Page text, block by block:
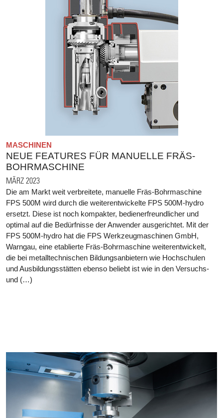
MASCHINEN
NEUE FEATURES FÜR MANUELLE FRÄS-
BOHRMASCHINE
MÄRZ 2023
Die am Markt weit verbreitete, manuelle Fräs-Bohrmaschine
FPS 500M wird durch die weiterentwickelte FPS 500M-hydro
ersetzt. Diese ist noch kompakter, bedienerfreundlicher und
optimal auf die Bedürfnisse der Anwender ausgerichtet. Mit der
FPS 500M-hydro hat die FPS Werkzeugmaschinen GmbH,
Warngau, eine etablierte Fräs-Bohrmaschine weiterentwickelt,
die bei metalltechnischen Bildungsanbietern wie Hochschulen
und Ausbildungsstätten ebenso beliebt ist wie in den Versuchs-
und (…)